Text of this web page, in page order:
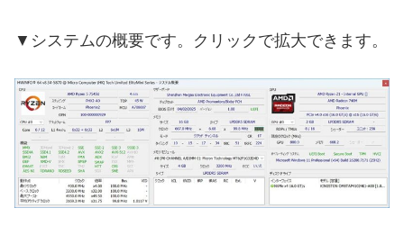
▼システムの概要です。クリックで拡大できます。